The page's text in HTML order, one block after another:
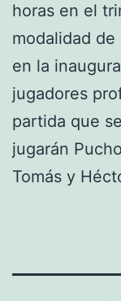
horas en el
modalidad
en la
jugadores
partida que
jugarán
Tomás y